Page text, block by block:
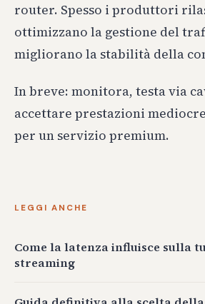
router. Spesso i produttori
ottimizzano la gestione del
migliorano la stabilità della
In breve: monitora, testa via
accettare prestazioni
per un servizio premium.
LEGGI ANCHE
Come la latenza influisce sulla
streaming